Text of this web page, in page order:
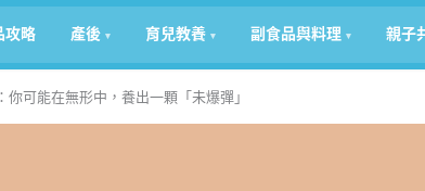
攻略 產後 育兒教養 副食品與料理 親子
可能在無形中，養出一顆「未爆彈」